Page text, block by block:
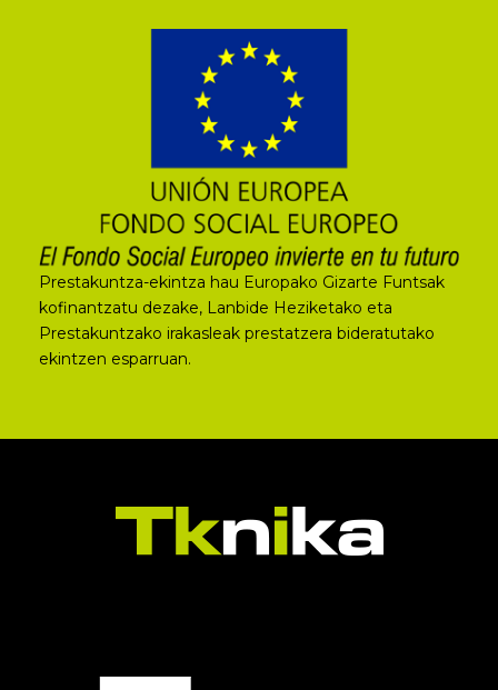
Prestakuntza-ekintza hau Europako Gizarte Funtsak
kofinantzatu dezake, Lanbide Heziketako eta
Prestakuntzako irakasleak prestatzera bideratutako
ekintzen esparruan.